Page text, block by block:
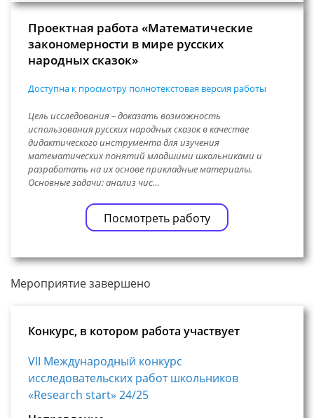
Проектная работа «Математические
закономерности в мире русских
народных сказок»
Доступна к просмотру полнотекстовая версия работы
Цель исследования – доказать возможность
использования русских народных сказок в качестве
дидактического инструмента для изучения
математических понятий младшими школьниками и
разработать на их основе прикладные материалы.
Основные задачи: анализ чис…
Посмотреть работу
Мероприятие завершено
Конкурс, в котором работа участвует
VII Международный конкурс
исследовательских работ школьников
«Research start» 24/25